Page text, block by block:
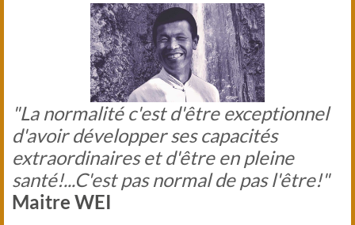
"La normalité c'est d'être exceptionnel
d'avoir développer ses capacités
extraordinaires et d'être en pleine
santé!...C'est pas normal de pas l'être!"
Maitre WEI